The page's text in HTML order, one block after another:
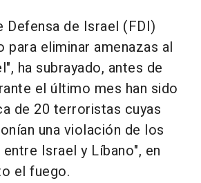
Defensa de Israel (FDI)
para eliminar amenazas al
ha subrayado, antes de
el último mes han sido
de 20 terroristas cuyas
una violación de los
Israel y Líbano", en
el fuego.